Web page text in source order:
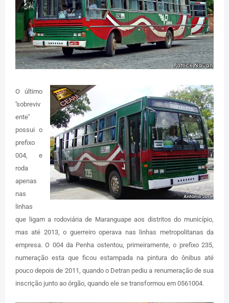
O último
''sobreviv
ente''
possui o
prefixo
004, e
roda
apenas
nas
linhas
que ligam a rodoviária de Maranguape aos distritos do município,
mas até 2013, o guerreiro operava nas linhas metropolitanas da
empresa. O 004 da Penha ostentou, primeiramente, o prefixo 235,
numeração esta que ficou estampada na pintura do ônibus até
pouco depois de 2011, quando o Detran pediu a renumeração de sua
inscrição junto ao órgão, quando ele se transformou em 0561004.